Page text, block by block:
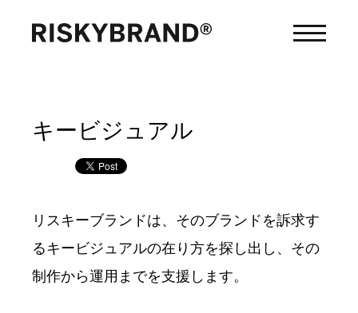
キービジュアル
リスキーブランドは、そのブランドを訴求す
るキービジュアルの在り方を探し出し、その
制作から運用までを支援します。